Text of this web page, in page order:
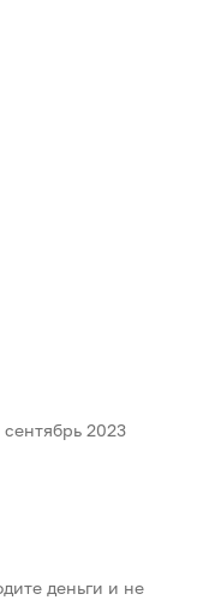
сентябрь 2023
деньги и не